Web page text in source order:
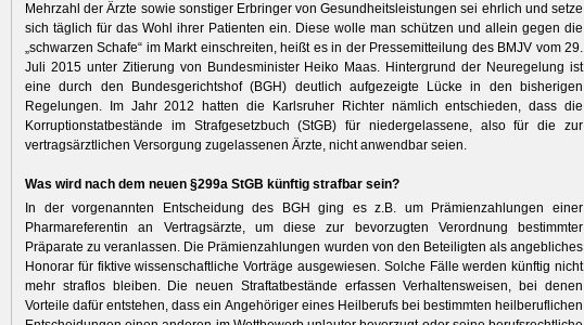
Mehrzahl der Ärzte sowie sonstiger Erbringer von Gesundheitsleistungen sei ehrlich und setze
sich täglich für das Wohl ihrer Patienten ein. Diese wolle man schützen und allein gegen die
„schwarzen Schafe“ im Markt einschreiten, heißt es in der Pressemitteilung des BMJV vom 29.
Juli 2015 unter Zitierung von Bundesminister Heiko Maas. Hintergrund der Neuregelung ist
eine durch den Bundesgerichtshof (BGH) deutlich aufgezeigte Lücke in den bisherigen
Regelungen. Im Jahr 2012 hatten die Karlsruher Richter nämlich entschieden, dass die
Korruptionstatbestände im Strafgesetzbuch (StGB) für niedergelassene, also für die zur
vertragsärztlichen Versorgung zugelassenen Ärzte, nicht anwendbar seien.
Was wird nach dem neuen §299a StGB künftig strafbar sein?
In der vorgenannten Entscheidung des BGH ging es z.B. um Prämienzahlungen einer
Pharmareferentin an Vertragsärzte, um diese zur bevorzugten Verordnung bestimmter
Präparate zu veranlassen. Die Prämienzahlungen wurden von den Beteiligten als angebliches
Honorar für fiktive wissenschaftliche Vorträge ausgewiesen. Solche Fälle werden künftig nicht
mehr straflos bleiben. Die neuen Straftatbestände erfassen Verhaltensweisen, bei denen
Vorteile dafür entstehen, dass ein Angehöriger eines Heilberufs bei bestimmten heilberuflichen